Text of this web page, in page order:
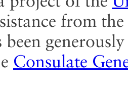
from the
been
Consulate